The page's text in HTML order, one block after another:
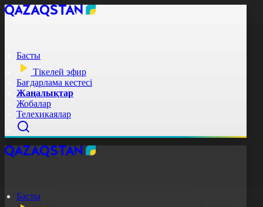
Басты
Тікелей эфир
Бағдарлама кестесі
Жаңалықтар
Жобалар
Телехикаялар
Басты